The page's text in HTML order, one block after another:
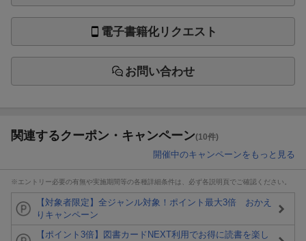
電子書籍化リクエスト
お問い合わせ
関連するクーポン・キャンペーン(10件)
開催中のキャンペーンをもっと見る
※エントリー必要の有無や実施期間等の各種詳細条件は、必ず各説明頁でご確認ください。
【対象者限定】全ジャンル対象！ポイント最大3倍 おかえ
りキャンペーン
【ポイント3倍】図書カードNEXT利用でお得に読書を楽し